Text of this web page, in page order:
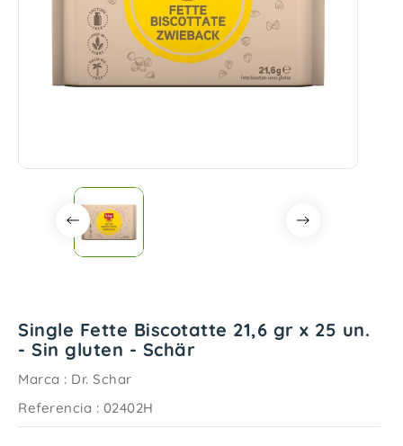
Single Fette Biscotatte 21,6 gr x 25 un.
- Sin gluten - Schär
Marca : Dr. Schar
Referencia : 02402H